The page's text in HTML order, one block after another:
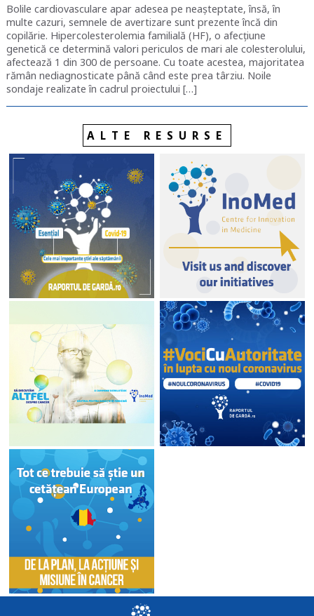
Bolile cardiovasculare apar adesea pe neașteptate, însă, în
multe cazuri, semnele de avertizare sunt prezente încă din
copilărie. Hipercolesterolemia familială (HF), o afecțiune
genetică ce determină valori periculos de mari ale colesterolului,
afectează 1 din 300 de persoane. Cu toate acestea, majoritatea
rămân nediagnosticate până când este prea târziu. Noile
sondaje realizate în cadrul proiectului […]
ALTE RESURSE